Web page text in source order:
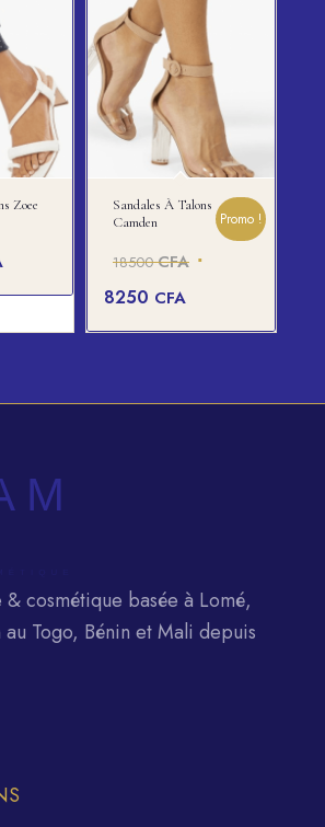
Zoee
Sandales À Talons
Camden
18500CFA Le
était :
8250 CFA
Promo !
cosmétique basée à Lomé,
au Togo, Bénin et Mali depuis